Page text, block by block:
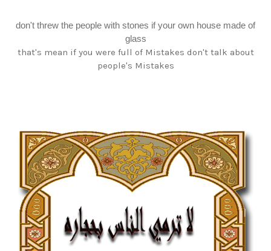
don't threw the people with stones if your own house made of
glass
that's mean if you were full of Mistakes don't talk about
people's Mistakes